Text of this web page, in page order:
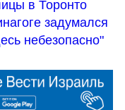
в Торонто
задумался
небезопасно"